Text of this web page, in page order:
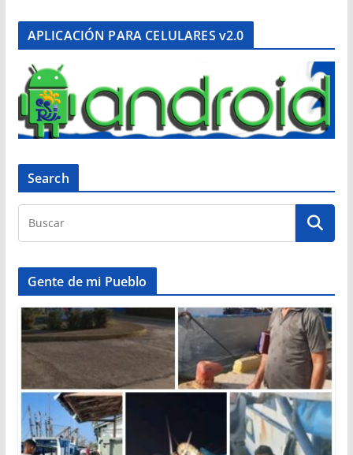
APLICACIÓN PARA CELULARES v2.0
Search
Gente de mi Pueblo